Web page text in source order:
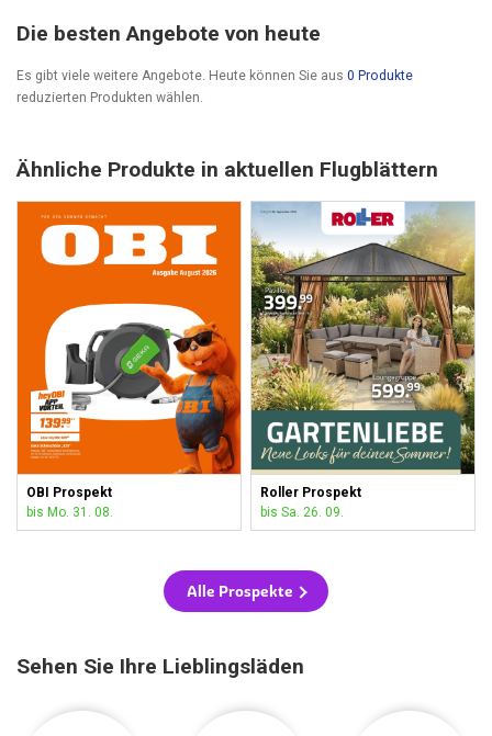
Die besten Angebote von heute
Es gibt viele weitere Angebote. Heute können Sie aus 0 Produkte
reduzierten Produkten wählen.
Ähnliche Produkte in aktuellen Flugblättern
OBI Prospekt
bis Mo. 31. 08.
Roller Prospekt
bis Sa. 26. 09.
Alle Prospekte
Sehen Sie Ihre Lieblingsläden